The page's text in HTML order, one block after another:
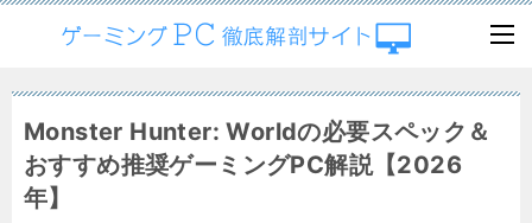
Monster Hunter: Worldの必要スペック＆
おすすめ推奨ゲーミングPC解説【2026
年】